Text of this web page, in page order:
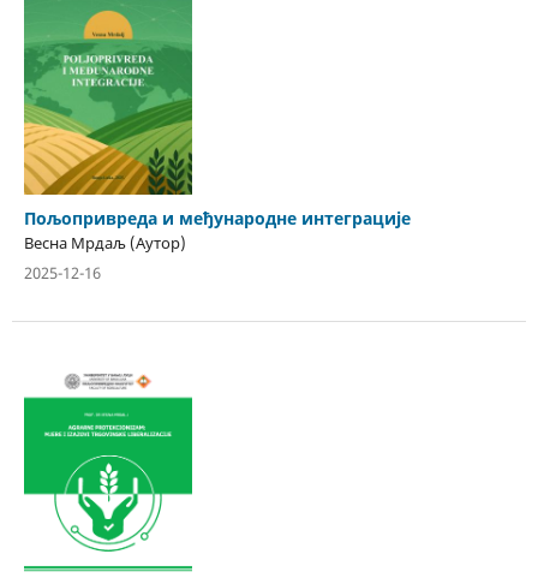
Пољопривреда и међународне интеграције
Весна Мрдаљ (Аутор)
2025-12-16